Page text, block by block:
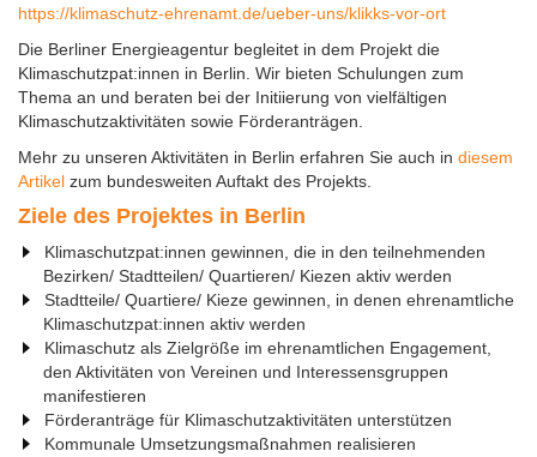
https://klimaschutz-ehrenamt.de/ueber-uns/klikks-vor-ort
Die Berliner Energieagentur begleitet in dem Projekt die
Klimaschutzpat:innen in Berlin. Wir bieten Schulungen zum
Thema an und beraten bei der Initiierung von vielfältigen
Klimaschutzaktivitäten sowie Förderanträgen.
Mehr zu unseren Aktivitäten in Berlin erfahren Sie auch in diesem
Artikel zum bundesweiten Auftakt des Projekts.
Ziele des Projektes in Berlin
Klimaschutzpat:innen gewinnen, die in den teilnehmenden
Bezirken/ Stadtteilen/ Quartieren/ Kiezen aktiv werden
Stadtteile/ Quartiere/ Kieze gewinnen, in denen ehrenamtliche
Klimaschutzpat:innen aktiv werden
Klimaschutz als Zielgröße im ehrenamtlichen Engagement,
den Aktivitäten von Vereinen und Interessensgruppen
manifestieren
Förderanträge für Klimaschutzaktivitäten unterstützen
Kommunale Umsetzungsmaßnahmen realisieren